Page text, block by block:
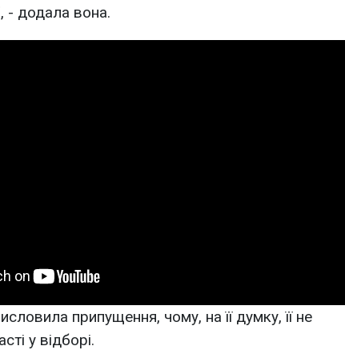
- додала вона.
припущення, чому, на її думку, її не
у відборі.